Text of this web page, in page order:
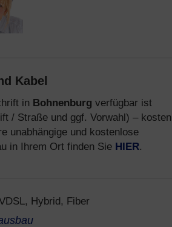
Kabel
in Bohnenburg verfügbar ist
/ Straße und ggf. Vorwahl) –
unabhängige und kostenlose
in Ihrem Ort finden Sie HIER.
Hybrid, Fiber